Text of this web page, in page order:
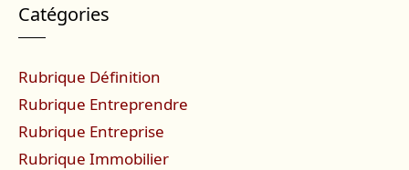
Catégories
Rubrique Définition
Rubrique Entreprendre
Rubrique Entreprise
Rubrique Immobilier